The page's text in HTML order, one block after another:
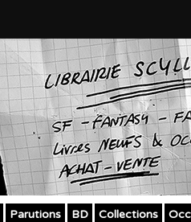
Parutions BD Collections